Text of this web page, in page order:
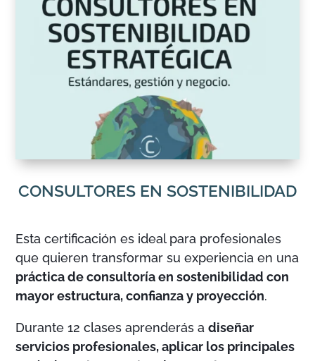
CONSULTORES EN SOSTENIBILIDAD
Esta certificación es ideal para profesionales
que quieren transformar su experiencia en una
práctica de consultoría en sostenibilidad con
mayor estructura, confianza y proyección.
Durante 12 clases aprenderás adiseñar
servicios profesionales, aplicar los principales